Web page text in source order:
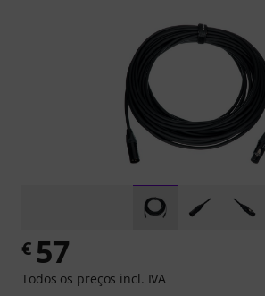
€ 57
Todos os preços incl. IVA